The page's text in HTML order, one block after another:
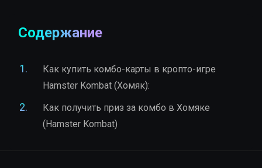
Содержание
Как купить комбо-карты в кропто-игре
Hamster Kombat (Хомяк):
Как получить приз за комбо в Хомяке
(Hamster Kombat)